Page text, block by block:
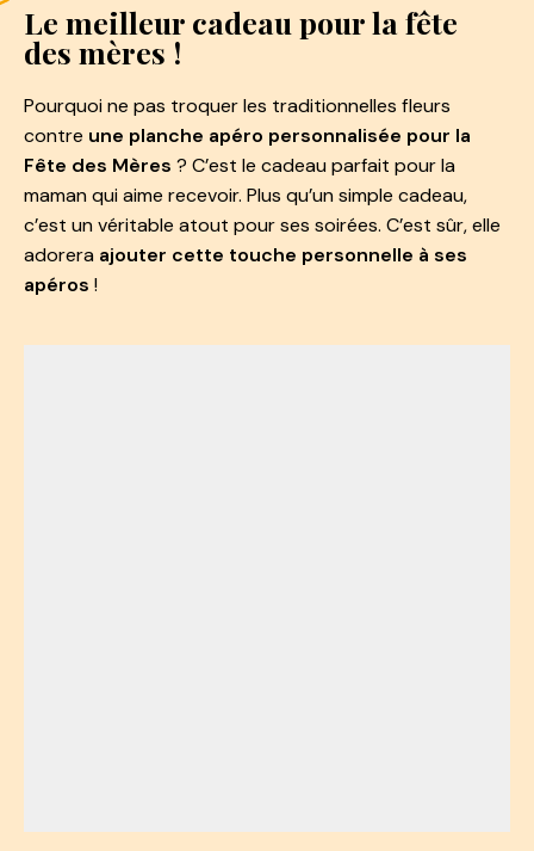
Le meilleur cadeau pour la fête
des mères !
Pourquoi ne pas troquer les traditionnelles fleurs
contre une planche apéro personnalisée pour la
Fête des Mères ? C’est le cadeau parfait pour la
maman qui aime recevoir. Plus qu’un simple cadeau,
c’est un véritable atout pour ses soirées. C’est sûr, elle
adorera ajouter cette touche personnelle à ses
apéros !